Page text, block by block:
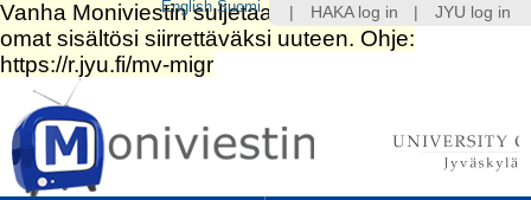
Siirry
sisältöön.
|
Siirry
navigointiin
HAKA log in JYU log in
English Suomi